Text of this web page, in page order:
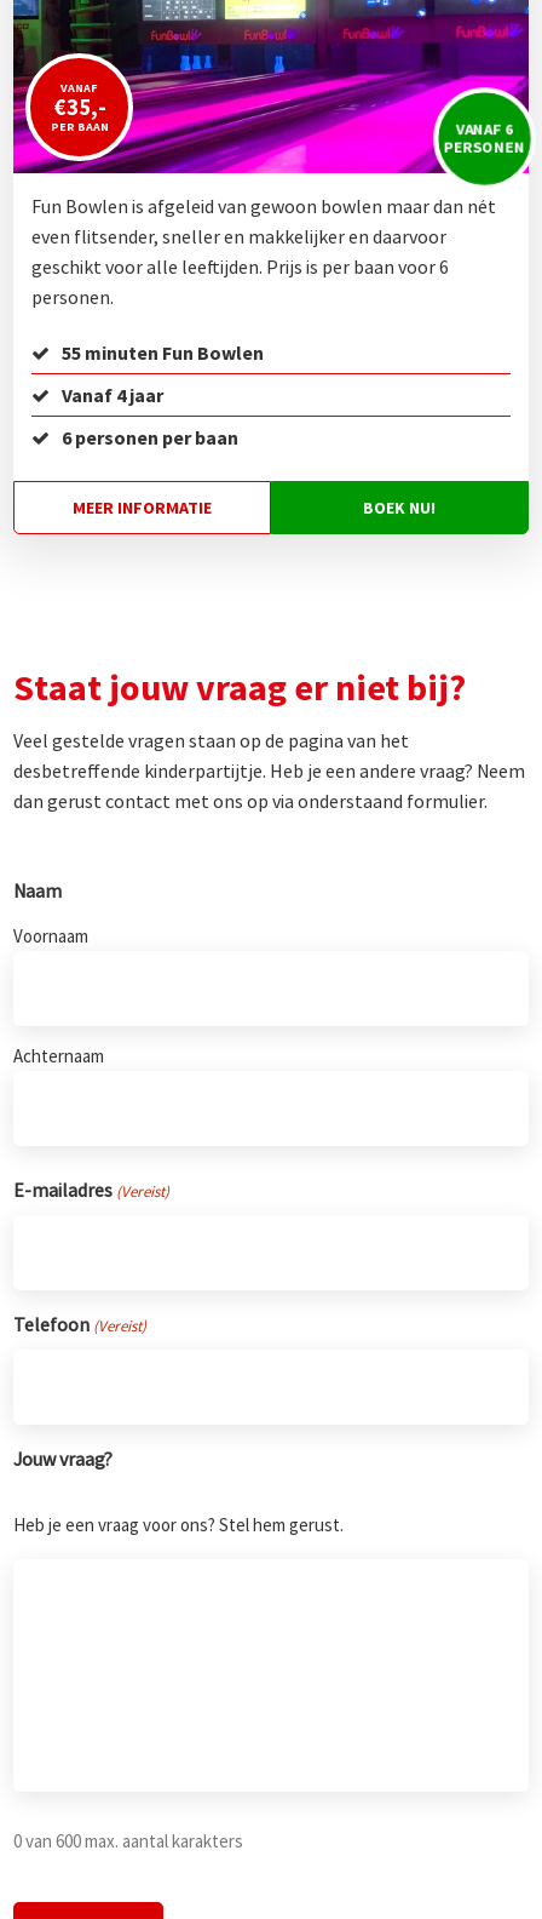
VANAF
€35,-
PER BAAN
VANAF 6
PERSONEN
Fun Bowlen is afgeleid van gewoon bowlen maar dan nét
even flitsender, sneller en makkelijker en daarvoor
geschikt voor alle leeftijden. Prijs is per baan voor 6
personen.
55 minuten Fun Bowlen
Vanaf 4 jaar
6 personen per baan
MEER INFORMATIE BOEK NU!
Staat jouw vraag er niet bij?
Veel gestelde vragen staan op de pagina van het
desbetreffende kinderpartijtje. Heb je een andere vraag? Neem
dan gerust contact met ons op via onderstaand formulier.
Naam
Voornaam
Achternaam
E-mailadres (Vereist)
Telefoon (Vereist)
Jouw vraag?
Heb je een vraag voor ons? Stel hem gerust.
0 van 600 max. aantal karakters